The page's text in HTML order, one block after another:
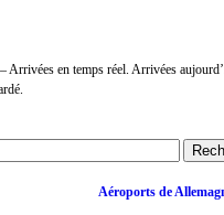
Arrivées en temps réel. Arrivées
Aéroports de